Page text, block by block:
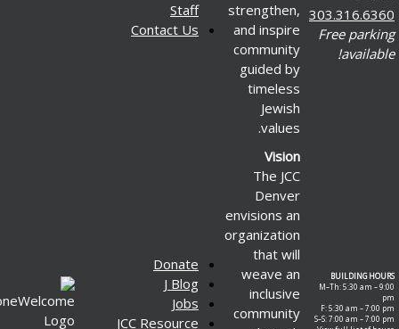
strengthen,
and inspire
community
Staff
Contact Us
F:
envisions an
organization
weave an
inclusive
community
Donate
J Blog
Jobs
JCC Resource